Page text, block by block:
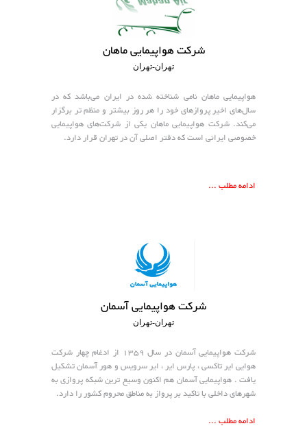
شرکت هواپیمایی ماهان
تهران-تهران
هواپیمایی ماهان نامی شناخته شده در ایران می‌باشد که در
سال‌های اخیر پروازهای خود را هر روز بیشتر و منظم تر برگزار
می‌کند. شرکت هواپیمایی ماهان یکی از شرکت‌های هواپیمایی
خصوصی ایرانی است که دفتر اصلی آن در تهران قرار دارد.
ادامه مطلب ...
شرکت هواپیمایی آسمان
تهران-تهران
شرکت هواپیمایی آسمان در سال ۱۳۵۹ از ادغام چهار شرکت
هوایی ایر تاکسی ، پارس ایر ، ایر سرویس و هور آسمان تشکیل
یافت . هواپیمایی آسمان هم اکنون وسیع ترین شبکه پروازی به
شهرهای داخلی با تاکید بر پرواز به مناطق محروم کشور را دارد.
ادامه مطلب ...